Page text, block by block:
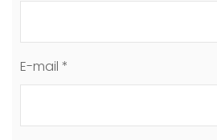
E-mail *